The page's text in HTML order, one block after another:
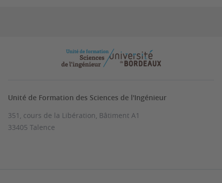
Unité de Formation des Sciences de l'Ingénieur
351, cours de la Libération, Bâtiment A1
33405 Talence